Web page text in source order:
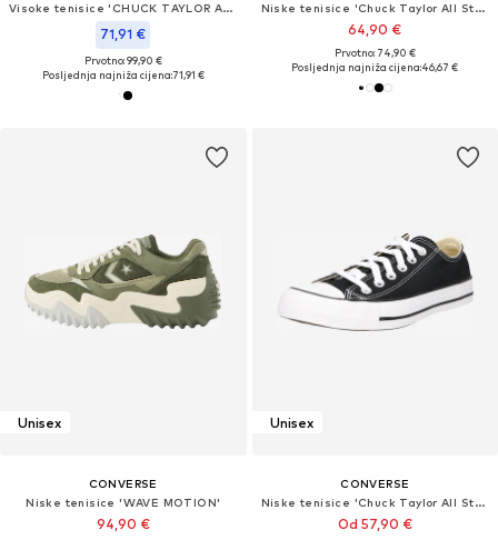
Visoke tenisice 'CHUCK TAYLOR ALL STAR LIFT'
71,91 €
Prvotno: 99,90 €
Posljednja najniža cijena:71,91 €
Niske tenisice 'Chuck Taylor All Star Leather'
64,90 €
Prvotno: 74,90 €
Posljednja najniža cijena:46,67 €
Unisex
CONVERSE
Niske tenisice 'WAVE MOTION'
94,90 €
Unisex
CONVERSE
Niske tenisice 'Chuck Taylor All Star'
Od 57,90 €